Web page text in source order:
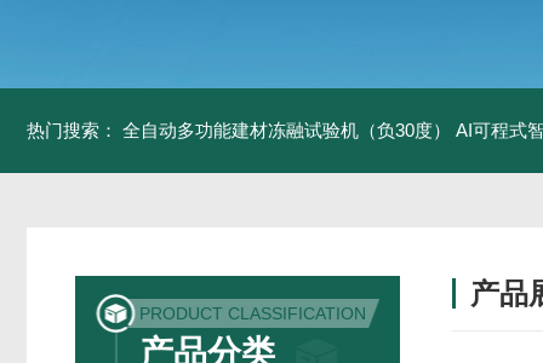
热门搜索： 全自动多功能建材冻融试验机（负30度） AI可程式
PRODUCT CLASSIFICATION
产品分类
产品